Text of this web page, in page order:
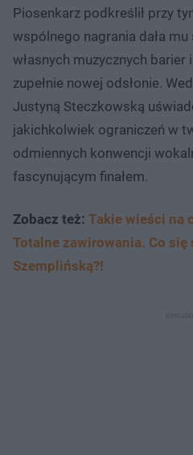
Piosenkarz podkreślił przy
wspólnego nagrania dała mu
własnych muzycznych barier
zupełnie nowej odsłonie.
Justyną Steczkowską
jakichkolwiek ograniczeń w
odmiennych konwencji
fascynującym finałem.
Zobacz też: Takie wieści na
Totalne zawirowania. Co się
Szemplińską?!